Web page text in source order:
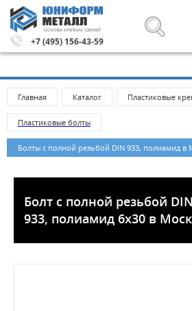
ОСНОВА КРЕПКИХ СВЯЗЕЙ
+7 (495) 156-43-59
Метизы и крепежные
Главная Каталог Пластиковые
Пластиковые болты
Болты с полной резьбой DIN 933, полиамид в
Болт с полной резьбой DIN
933, полиамид 6x30 в